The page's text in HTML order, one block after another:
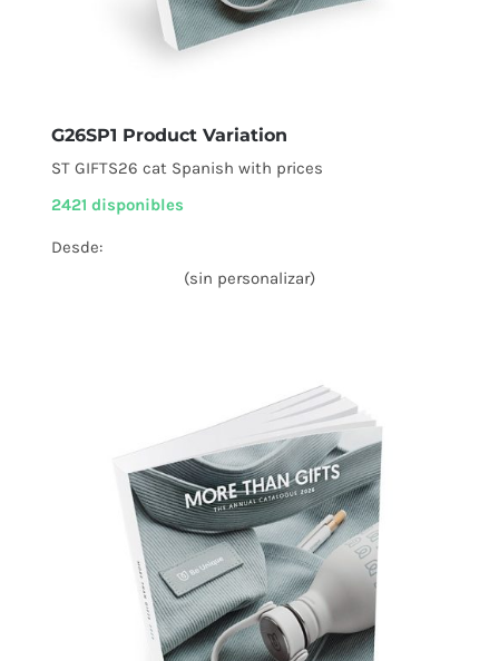
G26SP1 Product Variation
ST GIFTS26 cat Spanish with prices
2421 disponibles
Desde:
(sin personalizar)